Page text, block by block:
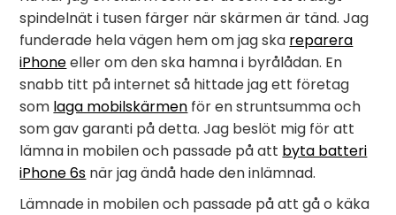
spindelnät i tusen färger när skärmen är tänd. Jag
funderade hela vägen hem om jag ska reparera
iPhoneeller om den ska hamna i byrålådan. En
snabb titt på internet så hittade jag ett företag
som laga mobilskärmen för en struntsumma och
som gav garanti på detta. Jag beslöt mig för att
lämna in mobilen och passade på att byta batteri
iPhone 6s när jag ändå hade den inlämnad.
Lämnade in mobilen och passade på att gå o käka